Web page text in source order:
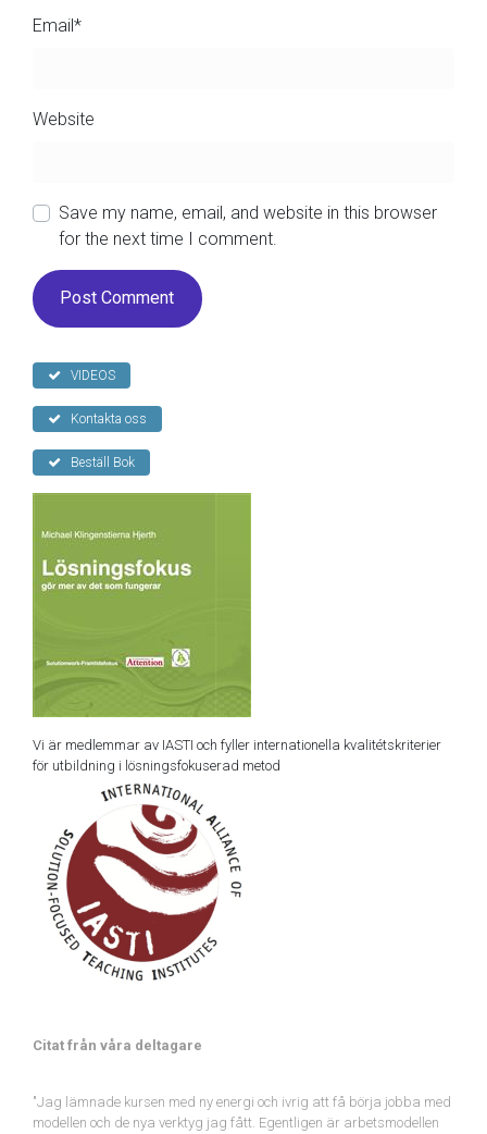
Email*
Website
Save my name, email, and website in this browser
for the next time I comment.
VIDEOS
Kontakta oss
Beställ Bok
Vi är medlemmar av IASTI och fyller internationella kvalitétskriterier
för utbildning i lösningsfokuserad metod
Citat från våra deltagare
"Jag lämnade kursen med ny energi och ivrig att få börja jobba med
modellen och de nya verktyg jag fått. Egentligen är arbetsmodellen